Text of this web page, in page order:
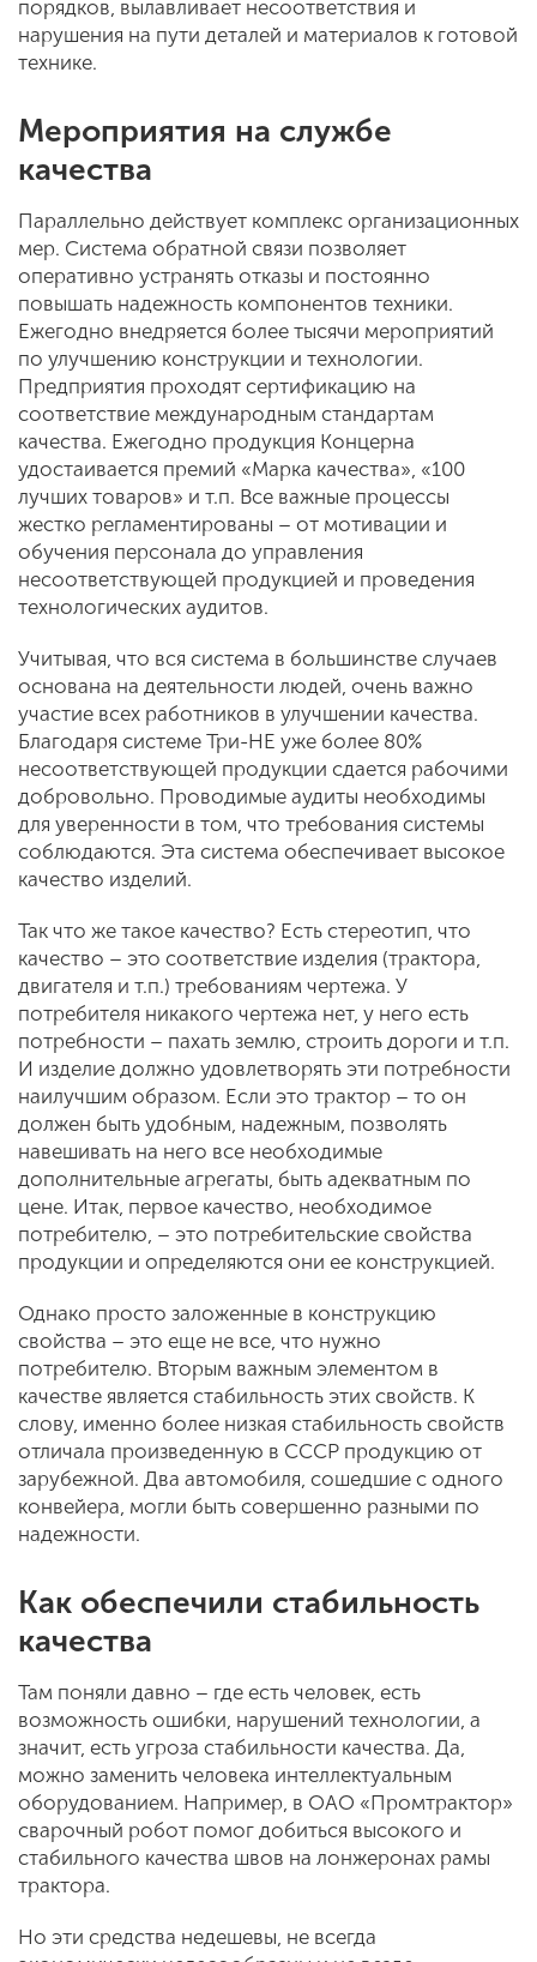
порядков, вылавливает несоответствия и
нарушения на пути деталей и материалов к готовой
технике.
Мероприятия на службе
качества
Параллельно действует комплекс организационных
мер. Система обратной связи позволяет
оперативно устранять отказы и постоянно
повышать надежность компонентов техники.
Ежегодно внедряется более тысячи мероприятий
по улучшению конструкции и технологии.
Предприятия проходят сертификацию на
соответствие международным стандартам
качества. Ежегодно продукция Концерна
удостаивается премий «Марка качества», «100
лучших товаров» и т.п. Все важные процессы
жестко регламентированы – от мотивации и
обучения персонала до управления
несоответствующей продукцией и проведения
технологических аудитов.
Учитывая, что вся система в большинстве случаев
основана на деятельности людей, очень важно
участие всех работников в улучшении качества.
Благодаря системе Три-НЕ уже более 80%
несоответствующей продукции сдается рабочими
добровольно. Проводимые аудиты необходимы
для уверенности в том, что требования системы
соблюдаются. Эта система обеспечивает высокое
качество изделий.
Так что же такое качество? Есть стереотип, что
качество – это соответствие изделия (трактора,
двигателя и т.п.) требованиям чертежа. У
потребителя никакого чертежа нет, у него есть
потребности – пахать землю, строить дороги и т.п.
И изделие должно удовлетворять эти потребности
наилучшим образом. Если это трактор – то он
должен быть удобным, надежным, позволять
навешивать на него все необходимые
дополнительные агрегаты, быть адекватным по
цене. Итак, первое качество, необходимое
потребителю, – это потребительские свойства
продукции и определяются они ее конструкцией.
Однако просто заложенные в конструкцию
свойства – это еще не все, что нужно
потребителю. Вторым важным элементом в
качестве является стабильность этих свойств. К
слову, именно более низкая стабильность свойств
отличала произведенную в СССР продукцию от
зарубежной. Два автомобиля, сошедшие с одного
конвейера, могли быть совершенно разными по
надежности.
Как обеспечили стабильность
качества
Там поняли давно – где есть человек, есть
возможность ошибки, нарушений технологии, а
значит, есть угроза стабильности качества. Да,
можно заменить человека интеллектуальным
оборудованием. Например, в ОАО «Промтрактор»
сварочный робот помог добиться высокого и
стабильного качества швов на лонжеронах рамы
трактора.
Но эти средства недешевы, не всегда